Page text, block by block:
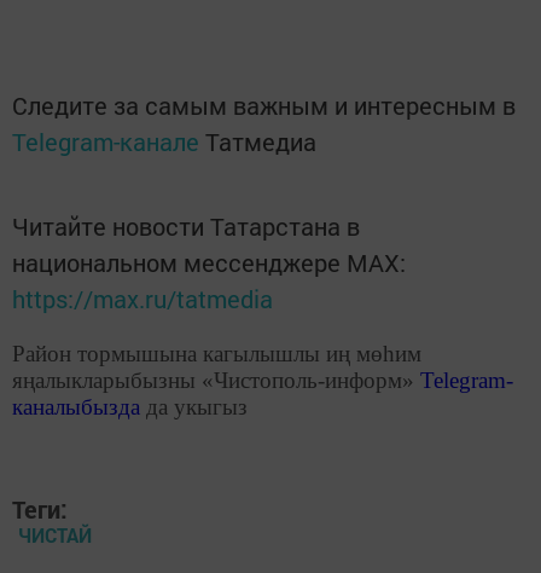
Следите за самым важным и интересным в
Telegram-канале Татмедиа
Читайте новости Татарстана в
национальном мессенджере MАХ:
https://max.ru/tatmedia
Район тормышына кагылышлы иң мөһим
яңалыкларыбызны «Чистополь-информ» Telegram-
каналыбызда да укыгыз
Теги:
ЧИСТАЙ